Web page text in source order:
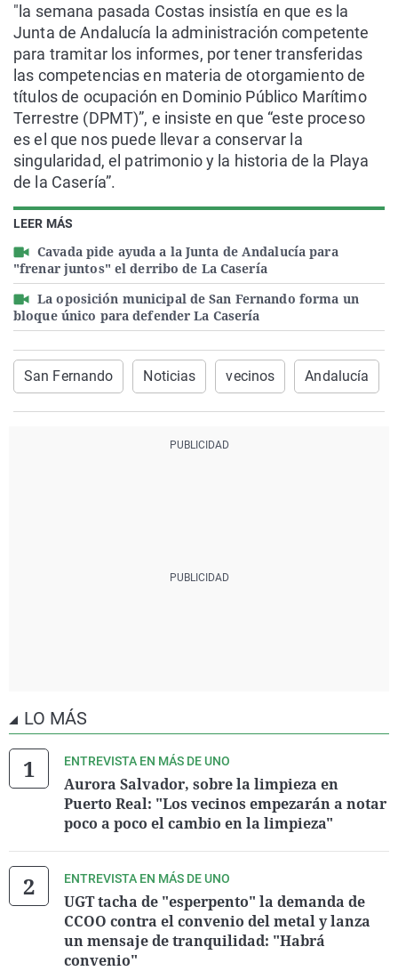
LEER MÁS
Cavada pide ayuda a la Junta de Andalucía para
"frenar juntos" el derribo de La Casería
La oposición municipal de San Fernando forma un
bloque único para defender La Casería
"la semana pasada Costas insistía en que es la
Junta de Andalucía la administración competente
para tramitar los informes, por tener transferidas
las competencias en materia de otorgamiento de
títulos de ocupación en Dominio Público Marítimo
Terrestre (DPMT)”, e insiste en que “este proceso
es el que nos puede llevar a conservar la
singularidad, el patrimonio y la historia de la Playa
de la Casería”.
San Fernando Noticias vecinos Andalucía
LO MÁS
ENTREVISTA EN MÁS DE UNO
Aurora Salvador, sobre la limpieza en
Puerto Real: "Los vecinos empezarán a notar
poco a poco el cambio en la limpieza"
ENTREVISTA EN MÁS DE UNO
UGT tacha de "esperpento" la demanda de
CCOO contra el convenio del metal y lanza
un mensaje de tranquilidad: "Habrá
convenio"